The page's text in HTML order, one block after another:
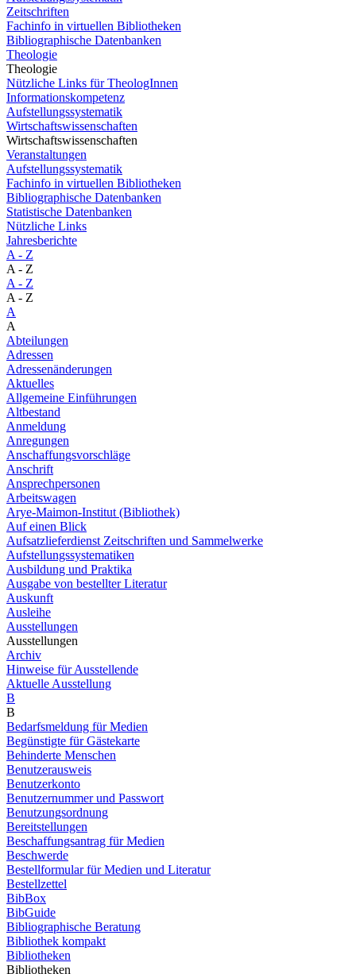
Zeitschriften
Fachinfo in virtuellen Bibliotheken
Bibliographische Datenbanken
Theologie
Theologie
Nützliche Links für TheologInnen
Informationskompetenz
Aufstellungssystematik
Wirtschaftswissenschaften
Wirtschaftswissenschaften
Veranstaltungen
Aufstellungssystematik
Fachinfo in virtuellen Bibliotheken
Bibliographische Datenbanken
Statistische Datenbanken
Nützliche Links
Jahresberichte
A - Z
A - Z
A - Z
A - Z
A
A
Abteilungen
Adressen
Adressenänderungen
Aktuelles
Allgemeine Einführungen
Altbestand
Anmeldung
Anregungen
Anschaffungsvorschläge
Anschrift
Ansprechpersonen
Arbeitswagen
Arye-Maimon-Institut (Bibliothek)
Auf einen Blick
Aufsatzlieferdienst Zeitschriften und Sammelwerke
Aufstellungssystematiken
Ausbildung und Praktika
Ausgabe von bestellter Literatur
Auskunft
Ausleihe
Ausstellungen
Ausstellungen
Archiv
Hinweise für Ausstellende
Aktuelle Ausstellung
B
B
Bedarfsmeldung für Medien
Begünstigte für Gästekarte
Behinderte Menschen
Benutzerausweis
Benutzerkonto
Benutzernummer und Passwort
Benutzungsordnung
Bereitstellungen
Beschaffungsantrag für Medien
Beschwerde
Bestellformular für Medien und Literatur
Bestellzettel
BibBox
BibGuide
Bibliographische Beratung
Bibliothek kompakt
Bibliotheken
Bibliotheken